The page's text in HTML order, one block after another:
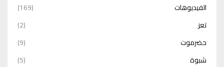
الفيديوهات
(169)
تعز
(2)
حضرموت
(9)
شبوة
(5)